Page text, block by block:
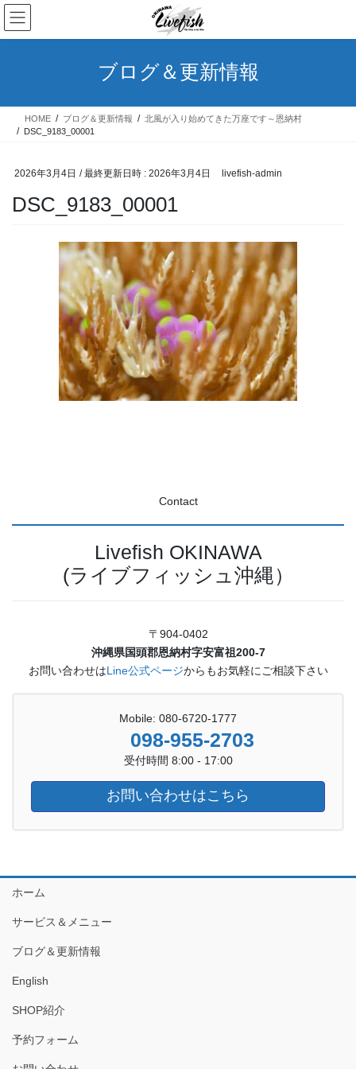
コ
ン
テ
ス
ナ
ビ
ゲ
ン
ブログ＆更新情報
HOME ブログ＆更新情報
北風が入り始めてきた万座です～恩納村
DSC_9183_00001
2026年3月4日 / 最終更新日時 : 2026年3月4日 livefish-admin
DSC_9183_00001
Contact
Livefish OKINAWA
(ライブフィッシュ沖縄）
〒904-0402
沖縄県国頭郡恩納村字安富祖200-7
お問い合わせはLine公式ページからもお気軽にご相談下さい
Mobile: 080-6720-1777
098-955-2703
受付時間 8:00 - 17:00
お問い合わせはこちら
ホーム
サービス＆メニュー
ブログ＆更新情報
English
SHOP紹介
予約フォーム